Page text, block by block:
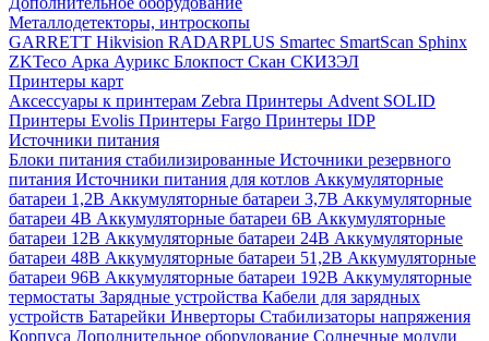
Металлодетекторы, интроскопы
GARRETT Hikvision RADARPLUS Smartec SmartScan Sphinx
ZKTeco Арка Аурикс Блокпост Скан СКИЗЭЛ
Принтеры карт
Аксессуары к принтерам Zebra Принтеры Advent SOLID
Принтеры Evolis Принтеры Fargo Принтеры IDP
Источники питания
Блоки питания стабилизированные Источники резервного
питания Источники питания для котлов Аккумуляторные
батареи 1,2В Аккумуляторные батареи 3,7В Аккумуляторные
батареи 4В Аккумуляторные батареи 6В Аккумуляторные
батареи 12В Аккумуляторные батареи 24В Аккумуляторные
батареи 48В Аккумуляторные батареи 51,2В Аккумуляторные
батареи 96В Аккумуляторные батареи 192В Аккумуляторные
термостаты Зарядные устройства Кабели для зарядных
устройств Батарейки Инверторы Стабилизаторы напряжения
Корпуса Дополнительное оборудование Солнечные модули